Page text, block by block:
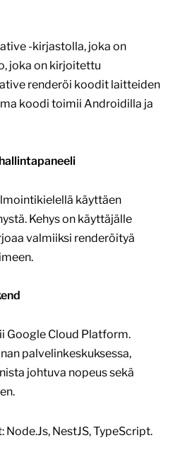
-kirjastolla, joka on
joka on kirjoitettu
renderöi koodit laitteiden
koodi toimii Androidilla ja
käyttäen
Kehys on käyttäjälle
valmiiksi renderöityä
Google Cloud Platform.
palvelinkeskuksessa,
johtuva nopeus sekä
NestJS, TypeScript.